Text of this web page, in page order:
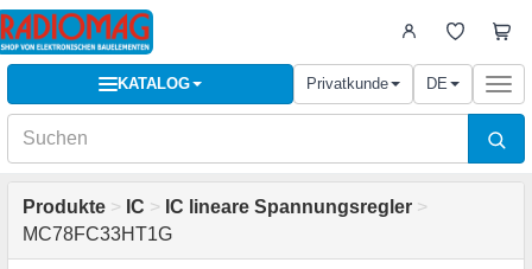
KATALOG Privatkunde DE
Produkte > IC > IC lineare Spannungsregler >
MC78FC33HT1G